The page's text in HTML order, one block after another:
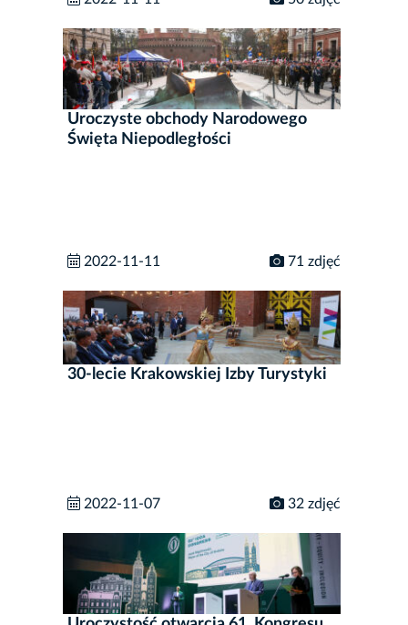
Uroczyste obchody Narodowego
Święta Niepodległości
2022-11-11 71 zdjęć
30-lecie Krakowskiej Izby Turystyki
2022-11-07 32 zdjęć